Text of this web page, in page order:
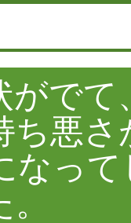
がで
ち悪
なっ